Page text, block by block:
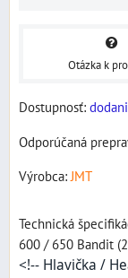
Otázka k
Dostupnosť:
Výrobca:JMT
Technická
600 / 650 Bandit
<!-- Hlavička /